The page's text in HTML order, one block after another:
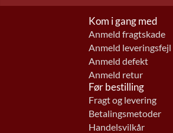
Kom i gang med
Anmeld fragtskade
Anmeld leveringsfejl
Anmeld defekt
Anmeld retur
Før bestilling
Fragt og levering
Betalingsmetoder
Handelsvilkår